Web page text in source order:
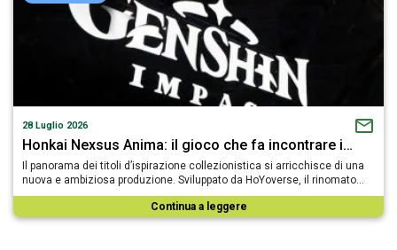
28 Luglio 2026
Honkai Nexsus Anima: il gioco che fa incontrare i…
Il panorama dei titoli d’ispirazione collezionistica si arricchisce di una
nuova e ambiziosa produzione. Sviluppato da HoYoverse, il rinomato…
Continua a leggere